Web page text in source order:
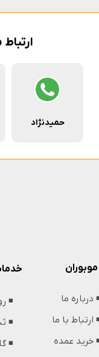
حمیدنژاد
موبوران
درباره ما
ارتباط با ما
خرید عمده
◾️
◾️
◾️